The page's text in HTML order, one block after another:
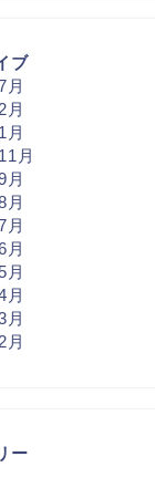
ブ
月
月
月
月
月
月
月
月
月
月
月
月
ー